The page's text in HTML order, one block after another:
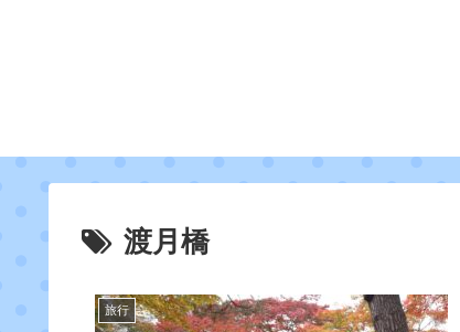
渡月橋
旅行